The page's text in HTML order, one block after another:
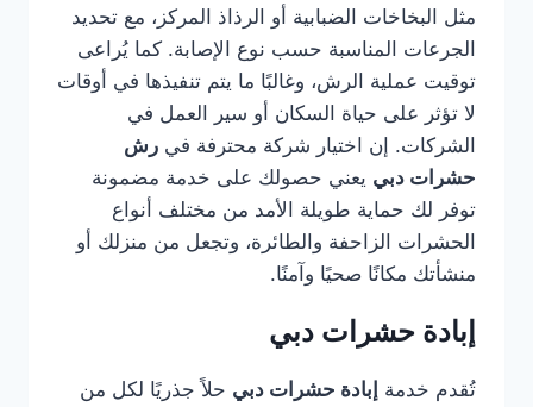
مثل البخاخات الضبابية أو الرذاذ المركز، مع تحديد
الجرعات المناسبة حسب نوع الإصابة. كما يُراعى
توقيت عملية الرش، وغالبًا ما يتم تنفيذها في أوقات
لا تؤثر على حياة السكان أو سير العمل في
الشركات. إن اختيار شركة محترفة في رش
حشرات دبي يعني حصولك على خدمة مضمونة
توفر لك حماية طويلة الأمد من مختلف أنواع
الحشرات الزاحفة والطائرة، وتجعل من منزلك أو
منشأتك مكانًا صحيًا وآمنًا.
إبادة حشرات دبي
تُقدم خدمة إبادة حشرات دبي حلاً جذريًا لكل من